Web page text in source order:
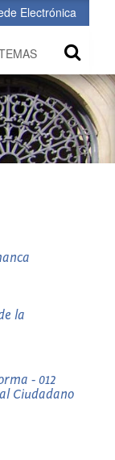
Electrónica
la
- 012
Ciudadano